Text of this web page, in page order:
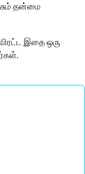
தன்மை
இதை ஒரு